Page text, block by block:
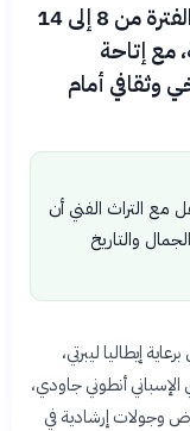
يُقدم أسبوع الفن الحديث 2026، في الفترة من 8 إلى 14
فعالية في 35 دولة، مع إتاحة
موقع تاريخي وثقافي أمام
التراث الفني أن
والتاريخ
إيطاليا ليبرتي،
أنطوني جاودي،
وجولات إرشادية في